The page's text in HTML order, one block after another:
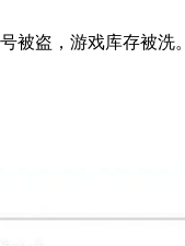
被盗，游戏库存被洗。